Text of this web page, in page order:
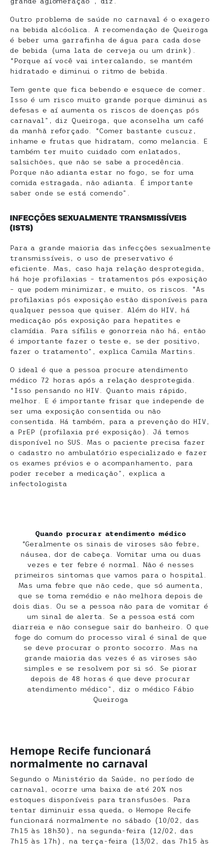
Outro problema de saúde no carnaval é o exagero
na bebida alcóolica. A recomendação de Queiroga
é beber uma garrafinha de água para cada dose
de bebida (uma lata de cerveja ou um drink).
“Porque aí você vai intercalando, se mantém
hidratado e diminui o ritmo de bebida.
Tem gente que fica bebendo e esquece de comer.
Isso é um risco muito grande porque diminui as
defesas e aí aumenta os riscos de doenças pós
carnaval”, diz Queiroga, que aconselha um café
da manhã reforçado. “Comer bastante cuscuz,
inhame e frutas que hidratam, como melancia. E
também ter muito cuidado com enlatados,
salsichões, que não se sabe a procedência.
Porque não adianta estar no fogo, se for uma
comida estragada, não adianta. É importante
saber onde se está comendo”.
INFECÇÕES SEXUALMENTE TRANSMISSÍVEIS
(ISTS)
Para a grande maioria das infecções sexualmente
transmissíveis, o uso de preservativo é
eficiente. Mas, caso haja relação desprotegida,
há hoje profilaxias – tratamentos pós exposição
– que podem minimizar, e muito, os riscos. “As
profilaxias pós exposição estão disponíveis para
qualquer pessoa que quiser. Além do HIV, há
medicação pós exposição para hepatites e
clamídia. Para sífilis e gonorreia não há, então
é importante fazer o teste e, se der positivo,
fazer o tratamento”, explica Camila Martins.
O ideal é que a pessoa procure atendimento
médico 72 horas após a relação desprotegida.
“Isso pensando no HIV. Quanto mais rápido,
melhor. E é importante frisar que independe de
ser uma exposição consentida ou não
consentida. Há também, para a prevenção do HIV,
a PrEP (profilaxia pré exposição). Já temos
disponível no SUS. Mas o paciente precisa fazer
o cadastro no ambulatório especializado e fazer
os exames prévios e o acompanhamento, para
poder receber a medicação”, explica a
infectologista
Quando procurar atendimento médico
“Geralmente os sinais de viroses são febre,
náusea, dor de cabeça. Vomitar uma ou duas
vezes e ter febre é normal. Não é nesses
primeiros sintomas que vamos para o hospital.
Mas uma febre que não cede, que só aumenta,
que se toma remédio e não melhora depois de
dois dias. Ou se a pessoa não para de vomitar é
um sinal de alerta. Se a pessoa está com
diarreia e não consegue sair do banheiro. O que
foge do comum do processo viral é sinal de que
se deve procurar o pronto socorro. Mas na
grande maioria das vezes é as viroses são
simples e se resolvem por si só. Se piorar
depois de 48 horas é que deve procurar
atendimento médico”, diz o médico Fábio
Queiroga
Hemope Recife funcionará
normalmente no carnaval
Segundo o Ministério da Saúde, no período de
carnaval, ocorre uma baixa de até 20% nos
estoques disponíveis para transfusões. Para
tentar diminuir essa queda, o Hemope Recife
funcionará normalmente no sábado (10/02, das
7h15 às 18h30), na segunda-feira (12/02, das
7h15 às 17h), na terça-feira (13/02, das 7h15 às